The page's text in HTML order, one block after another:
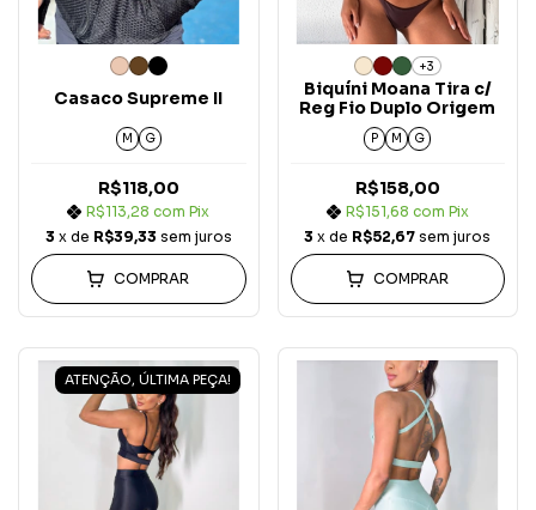
Casaco Supreme II
M G
R$118,00
R$113,28com Pix
3 x de R$39,33 sem juros
COMPRAR
+3
Biquíni Moana Tira c/
Reg Fio Duplo Origem
P M G
R$158,00
R$151,68 com Pix
3 x de R$52,67 sem juros
COMPRAR
ATENÇÃO, ÚLTIMA PEÇA!